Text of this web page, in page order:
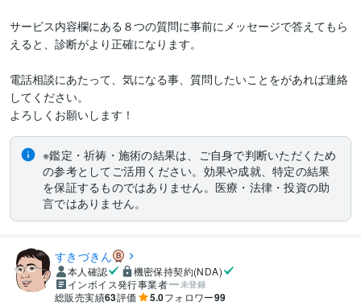
サービス内容欄にある８つの質問に事前にメッセージで答えてもら
えると、診断がより正確になります。
電話相談にあたって、気になる事、質問したいことをがあれば連絡
してください。
よろしくお願いします！
※鑑定・祈祷・施術の結果は、ご自身で判断いただくため
の参考としてご活用ください。効果や成就、特定の結果
を保証するものではありません。医療・法律・投資の助
言ではありません。
すきづきん
本人確認
機密保持契約(NDA)
インボイス発行事業者
未登録
総販売実績63評価 5.0フォロワー99